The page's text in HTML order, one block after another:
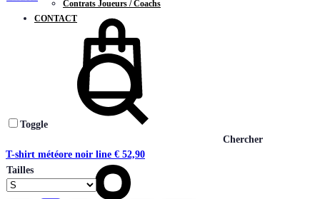
Contrats Joueurs / Coachs
CONTACT
Chercher
Toggle
T-shirt météore noir line € 52,90
Tailles